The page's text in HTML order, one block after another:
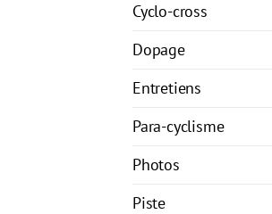
Cyclo-cross
Dopage
Entretiens
Para-cyclisme
Photos
Piste